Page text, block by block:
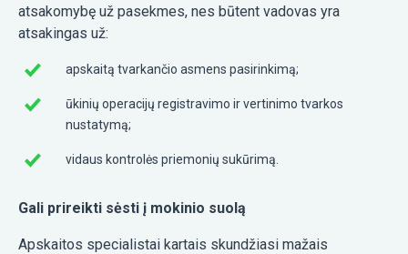
atsakomybę už pasekmes, nes būtent vadovas yra
atsakingas už:
apskaitą tvarkančio asmens pasirinkimą;
ūkinių operacijų registravimo ir vertinimo tvarkos
nustatymą;
vidaus kontrolės priemonių sukūrimą.
Gali prireikti sėsti į mokinio suolą
Apskaitos specialistai kartais skundžiasi mažais